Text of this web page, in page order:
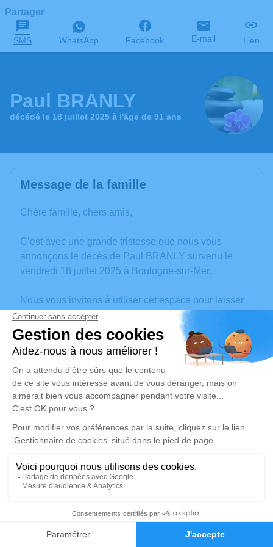
Faire-part Hommages
Partager
SMS WhatsApp Facebook E-mail Lien
Paul BRANLY
décédé le 18 juillet 2025 à l'âge de 91 ans
Message de la famille
Chère famille, chers amis,
C’est avec une grande tristesse que nous vous
annonçons le décès de Paul BRANLY survenu le
vendredi 18 juillet 2025 à Boulogne-sur-Mer.
Nous vous invitons à utiliser cet espace pour laisser
vos condoléances, partager des photos souvenirs,
une anecdote ou exprimer vos pensées à travers des
poèmes ou des textes. Cet endroit est un lieu
d'expression dédié à honorer la mémoire de Paul
BRANLY.
Un service de plantation d’arbre hommage est
disponible ici.
Je rends hommage
Cérémonie religieuse
Église Saint Pierre - Saint Paul de Le Portel
62480 Le Portel